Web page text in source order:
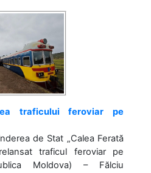
traficului feroviar pe
de Stat „Calea Ferată
traficul feroviar pe
Moldova) – Fălciu